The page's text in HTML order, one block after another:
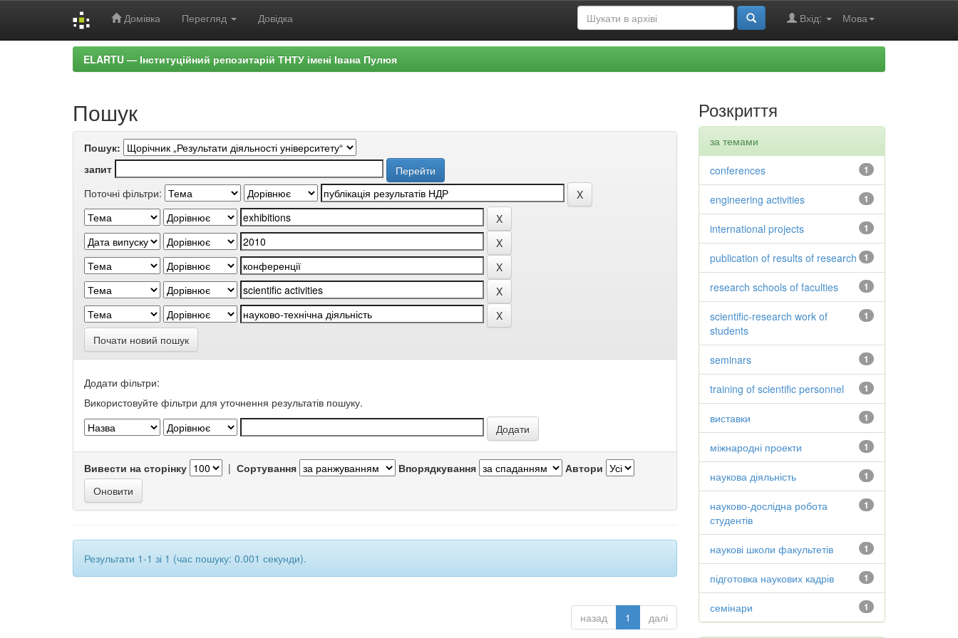
Домівка Перегляд Довідка Мова
Вхід:
ELARTU — Інституційний репозитарій ТНТУ імені Івана Пулюя
Пошук
Пошук:
запит
Поточні фільтри:
Почати новий пошук
Додати фільтри:
Використовуйте фільтри для уточнення результатів пошуку.
Вивести на сторінку | Сортування Впорядкування Автори
Результати 1-1 зі 1 (час пошуку: 0.001 секунди).
назад 1 далі
Розкриття
за темами
1
conferences
1
engineering activities
1
international projects
1
publication of results of research
1
research schools of faculties
1
scientific-research work of
students
1
seminars
1
training of scientific personnel
1
виставки
1
міжнародні проекти
1
наукова діяльність
1
науково-дослідна робота
студентів
1
наукові школи факультетів
1
підготовка наукових кадрів
1
семінари